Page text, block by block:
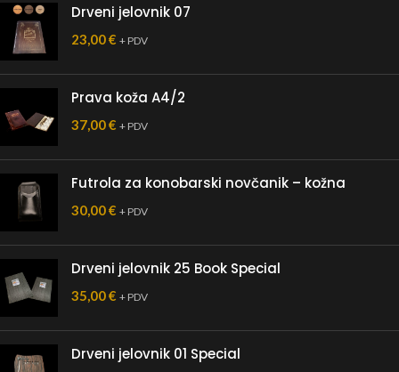
Drveni jelovnik 07
23,00€ + PDV
Prava koža A4/2
37,00€ + PDV
Futrola za konobarski novčanik – kožna
30,00€ + PDV
Drveni jelovnik 25 Book Special
35,00€ + PDV
Drveni jelovnik 01 Special